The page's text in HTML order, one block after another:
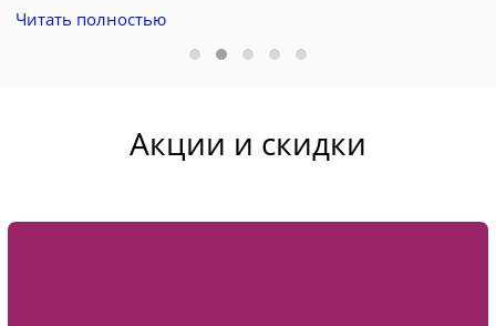
его нанесения или снятия. Все об этом
с ним и альтернативе шеллаку мы